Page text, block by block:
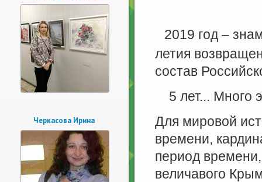
Черкасова Ирина
2019 год –
летия
состав
5 лет... Много
Для мировой
времени,
период
величавого